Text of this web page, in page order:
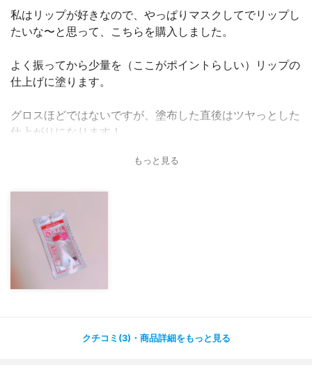
私はリップが好きなので、やっぱりマスクしてでリップし
たいな〜と思って、こちらを購入しました。
よく振ってから少量を（ここがポイントらしい）リップの
仕上げに塗ります。
グロスほどではないですが、塗布した直後はツヤっとした
仕上がりになります！
でもやはりリップは取れちゃいました…?
ぐ落ちるので…?今まで落ちなかったリップなんてないで
す…?（韓国ティントも全滅）
あと少し乾燥が気になりました?
もっと見る
クチコミ(3)・商品詳細をもっと見る